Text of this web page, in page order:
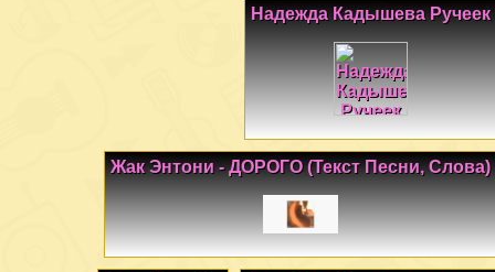
Надежда Кадышева Ручеек
Жак Энтони - ДОРОГО (Текст Песни, Слова)